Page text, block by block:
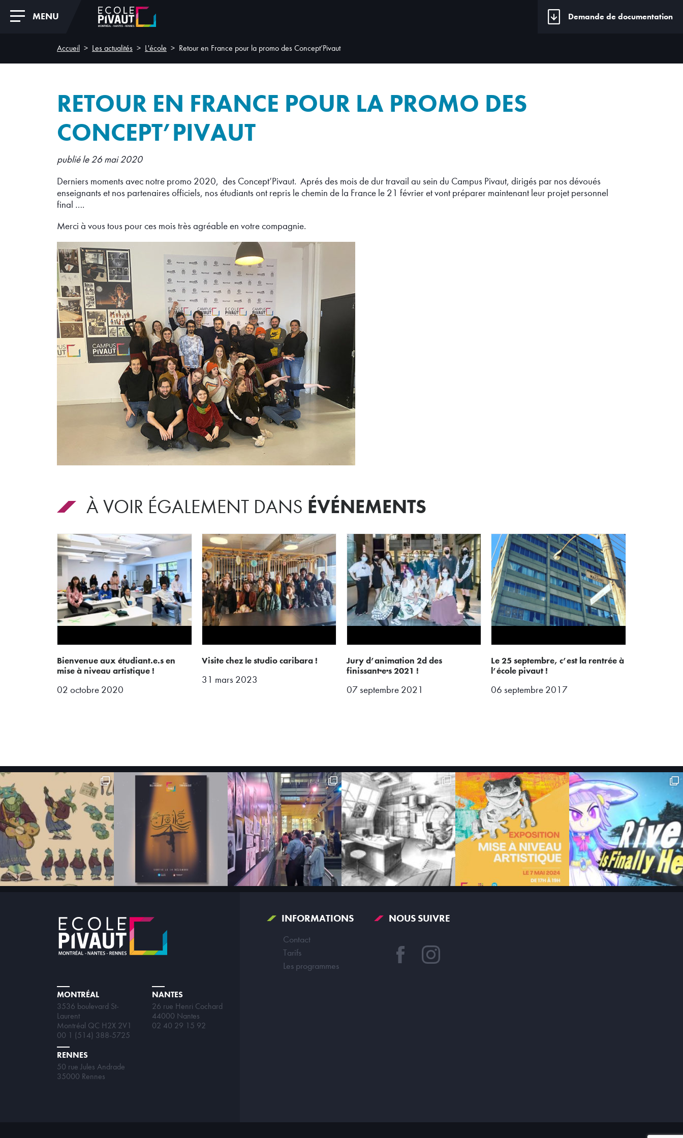
MENU Demande de documentation
Accueil Les actualités L'école Retour en France pour la promo des Concept’Pivaut
RETOUR EN FRANCE POUR LA PROMO DES
CONCEPT’PIVAUT
publié le 26 mai 2020
Derniers moments avec notre promo 2020, des Concept’Pivaut. Aprés des mois de dur travail au sein du Campus Pivaut, dirigés par nos dévoués
enseignants et nos partenaires officiels, nos étudiants ont repris le chemin de la France le 21 février et vont préparer maintenant leur projet personnel
final ….
Merci à vous tous pour ces mois très agréable en votre compagnie.
À VOIR ÉGALEMENT DANS ÉVÉNEMENTS
bienvenue aux étudiant.e.s en
mise à niveau artistique !
02 octobre 2020
visite chez le studio caribara !
31 mars 2023
jury d’animation 2d des
finissant·e·s 2021 !
07 septembre 2021
le 25 septembre, c’est la rentrée à
l’école pivaut !
06 septembre 2017
MONTRÉAL
3536 boulevard St-
Laurent
Montréal QC H2X 2V1
00 1 (514) 388-5725
NANTES
26 rue Henri Cochard
44000 Nantes
02 40 29 15 92
RENNES
50 rue Jules Andrade
35000 Rennes
INFORMATIONS
Contact
Tarifs
Les programmes
NOUS SUIVRE